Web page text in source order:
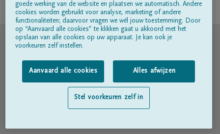
Volg ons op
© DELA
Gebruiksvoorwaarden
Privacyverklaring
Toegankelijkheidsverklaring
goede werking van de website en plaatsen we automatisch. Andere
cookies worden gebruikt voor analyse, marketing of andere
functionaliteiten; daarvoor vragen we wél jouw toestemming. Door
op “Aanvaard alle cookies” te klikken gaat u akkoord met het
opslaan van alle cookies op uw apparaat. Je kan ook je
voorkeuren zelf instellen.
Aanvaard alle cookies Alles afwijzen
Stel voorkeuren zelf in